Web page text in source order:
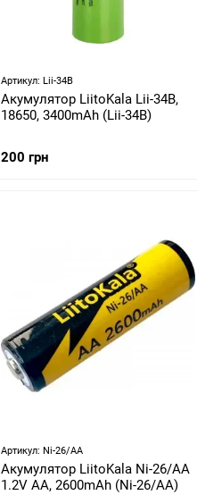
Артикул: Lii-34B
Акумулятор LiitoKala Lii-34B,
18650, 3400mAh (Lii-34B)
200 грн
Артикул: Ni-26/AA
Акумулятор LiitoKala Ni-26/AA
1.2V AA, 2600mAh (Ni-26/AA)